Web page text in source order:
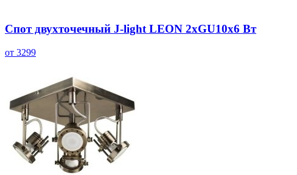
Спот двухточечный J-light LEON 2хGU10х6 Вт
от 3299